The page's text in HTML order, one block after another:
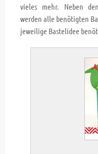
vieles mehr. Neben
werden alle benötigten
jeweilige Bastelidee